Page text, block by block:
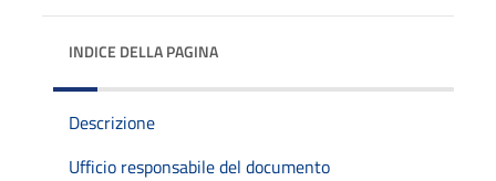
INDICE DELLA PAGINA
Descrizione
Ufficio responsabile del documento